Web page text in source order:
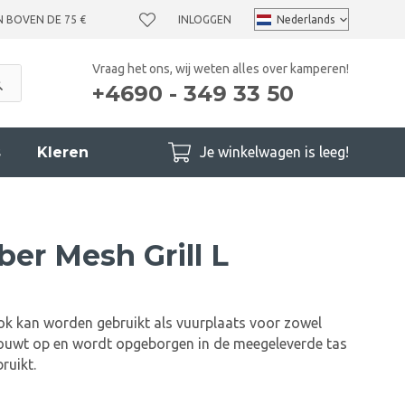
BOVEN DE 75 € INLOGGEN
Vraag het ons, wij weten alles over kamperen!
+4690 - 349 33 50
Kleren Je winkelwagen is leeg!
Mesh Grill L
kan worden gebruikt als vuurplaats voor zowel
op en wordt opgeborgen in de meegeleverde tas